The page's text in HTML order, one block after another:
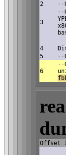
2
· ·
3
· ·
4
5
· ·
6
· ·
Offset